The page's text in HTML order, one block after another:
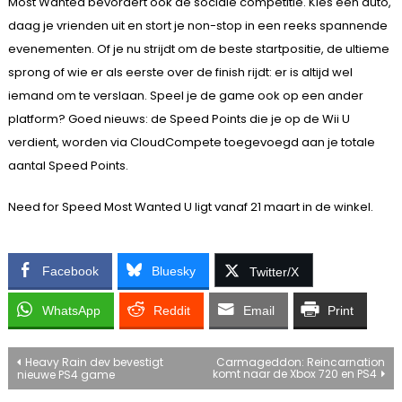
daag je vrienden uit en stort je non-stop in een reeks spannende
evenementen. Of je nu strijdt om de beste startpositie, de ultieme
sprong of wie er als eerste over de finish rijdt: er is altijd wel
iemand om te verslaan. Speel je de game ook op een ander
platform? Goed nieuws: de Speed Points die je op de Wii U
verdient, worden via CloudCompete toegevoegd aan je totale
aantal Speed Points.
Need for Speed Most Wanted U ligt vanaf 21 maart in de winkel.
Facebook Bluesky Twitter/X
WhatsApp Reddit Email Print
Bericht
Heavy Rain dev bevestigt
nieuwe PS4 game
Carmageddon: Reincarnation
komt naar de Xbox 720 en PS4